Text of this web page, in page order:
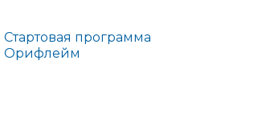
Стартовая программа
Орифлейм